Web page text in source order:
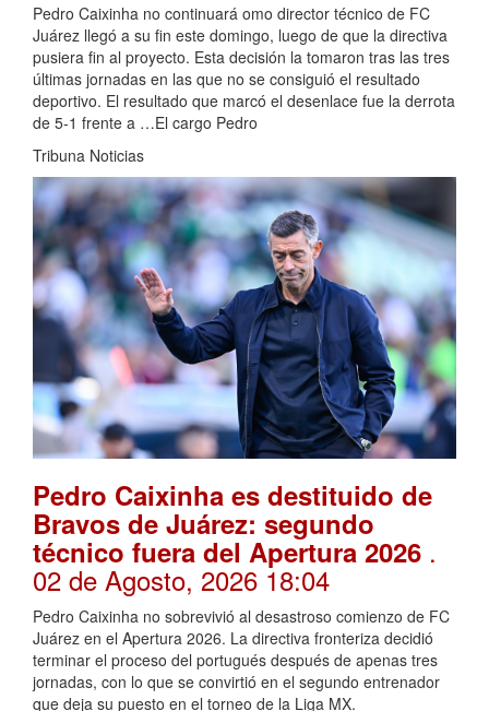
Pedro Caixinha no continuará omo director técnico de FC
Juárez llegó a su fin este domingo, luego de que la directiva
pusiera fin al proyecto. Esta decisión la tomaron tras las tres
últimas jornadas en las que no se consiguió el resultado
deportivo. El resultado que marcó el desenlace fue la derrota
de 5-1 frente a …El cargo Pedro
Tribuna Noticias
Pedro Caixinha es destituido de
Bravos de Juárez: segundo
técnico fuera del Apertura 2026 .
02 de Agosto, 2026 18:04
Pedro Caixinha no sobrevivió al desastroso comienzo de FC
Juárez en el Apertura 2026. La directiva fronteriza decidió
terminar el proceso del portugués después de apenas tres
jornadas, con lo que se convirtió en el segundo entrenador
que deja su puesto en el torneo de la Liga MX.